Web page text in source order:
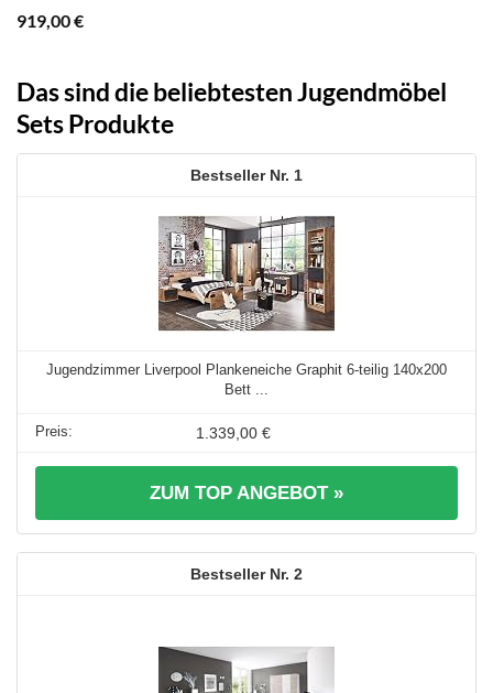
919,00€
Das sind die beliebtesten Jugendmöbel
Sets Produkte
1
Jugendzimmer Liverpool Plankeneiche Graphit 6-teilig 140x200
Bett ...
1.339,00 €
ZUM TOP ANGEBOT »
2